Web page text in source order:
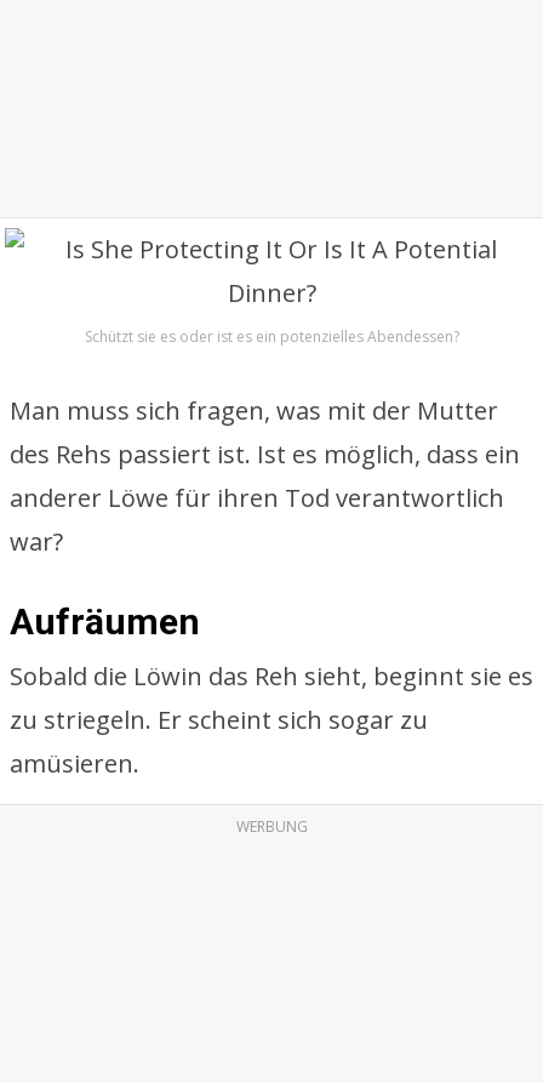
Schützt sie es oder ist es ein potenzielles Abendessen?
Man muss sich fragen, was mit der Mutter
des Rehs passiert ist. Ist es möglich, dass ein
anderer Löwe für ihren Tod verantwortlich
war?
Aufräumen
Sobald die Löwin das Reh sieht, beginnt sie es
zu striegeln. Er scheint sich sogar zu
amüsieren.
WERBUNG